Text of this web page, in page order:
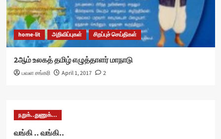
home-lit அறிவிப்புகள் சிறப்புச் செய்திகள்
2ஆம் உலகத் தமிழ் எழுத்தாளர் மாநாடு
பவள சங்கரி April 1, 2017 2
நறுக்..துணுக்...
வங்கி .. வங்கி..